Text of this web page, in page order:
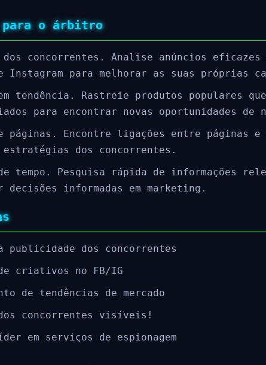
para o árbitro
concorrentes. Analise anúncios eficazes
Instagram para melhorar as suas próprias
tendência. Rastreie produtos populares
para encontrar novas oportunidades de
páginas. Encontre ligações entre páginas e
dos concorrentes.
de tempo. Pesquisa rápida de informações
decisões informadas em marketing.
publicidade dos concorrentes
criativos no FB/IG
de tendências de mercado
concorrentes visíveis!
em serviços de espionagem